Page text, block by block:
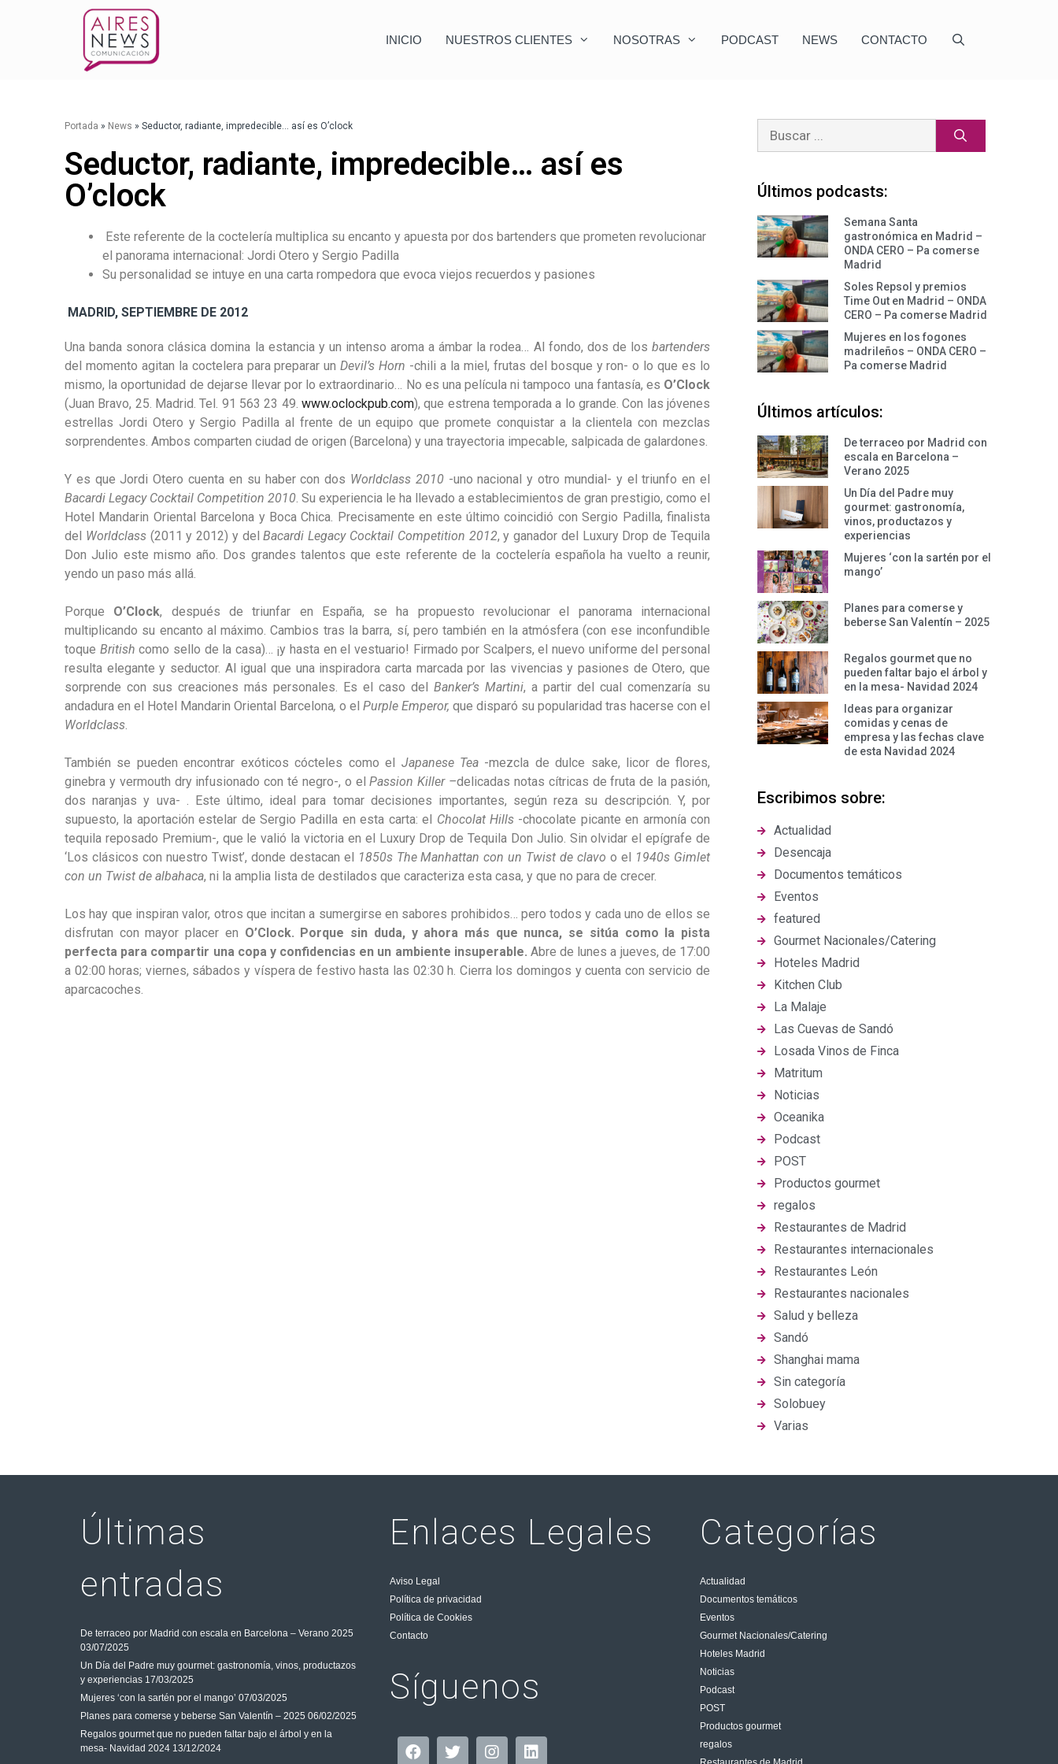
INICIO NUESTROS CLIENTES NOSOTRAS PODCAST NEWS CONTACTO
Portada » News » Seductor, radiante, impredecible… así es O’clock
Seductor, radiante, impredecible… así es
O’clock
Este referente de la coctelería multiplica su encanto y apuesta por dos bartenders que prometen revolucionar
el panorama internacional: Jordi Otero y Sergio Padilla
Su personalidad se intuye en una carta rompedora que evoca viejos recuerdos y pasiones
MADRID, SEPTIEMBRE DE 2012
Una banda sonora clásica domina la estancia y un intenso aroma a ámbar la rodea… Al fondo, dos de los bartenders
del momento agitan la coctelera para preparar unDevil’s Horn -chili a la miel, frutas del bosque y ron- o lo que es lo
mismo, la oportunidad de dejarse llevar por lo extraordinario… No es una película ni tampoco una fantasía, es O’Clock
(Juan Bravo, 25. Madrid. Tel. 91 563 23 49. www.oclockpub.com), que estrena temporada a lo grande. Con las jóvenes
estrellas Jordi Otero y Sergio Padilla al frente de un equipo que promete conquistar a la clientela con mezclas
sorprendentes. Ambos comparten ciudad de origen (Barcelona) y una trayectoria impecable, salpicada de galardones.
Y es que Jordi Otero cuenta en su haber con dos Worldclass 2010 -uno nacional y otro mundial- y el triunfo en el
Bacardi Legacy Cocktail Competition 2010. Su experiencia le ha llevado a establecimientos de gran prestigio, como el
Hotel Mandarin Oriental Barcelona y Boca Chica. Precisamente en este último coincidió con Sergio Padilla, finalista
del Worldclass (2011 y 2012) y del Bacardi Legacy Cocktail Competition 2012, y ganador del Luxury Drop de Tequila
Don Julio este mismo año. Dos grandes talentos que este referente de la coctelería española ha vuelto a reunir,
yendo un paso más allá.
Porque O’Clock, después de triunfar en España,
se ha propuesto revolucionar el panorama internacional
multiplicando su encanto al máximo. Cambios tras la barra, sí, pero también en la atmósfera (con ese inconfundible
toque Britishcomo sello de la casa)… ¡y hasta en el vestuario! Firmado por Scalpers, el nuevo uniforme del personal
resulta elegante y seductor. Al igual que una inspiradora carta marcada por las vivencias y pasiones de Otero, que
sorprende con sus creaciones más personales. Es el caso del Banker’s Martini, a partir del cual comenzaría su
andadura en el Hotel Mandarin Oriental Barcelona, o el Purple Emperor, que disparó su popularidad tras hacerse con el
Worldclass.
También se pueden encontrar exóticos cócteles como el Japanese Tea-mezcla de dulce sake, licor de flores,
ginebra y vermouth dry infusionado con té negro-, o elPassion Killer –delicadas notas cítricas de fruta de la pasión,
dos naranjas y uva- . Este último, ideal para tomar decisiones importantes, según reza su descripción. Y, por
supuesto, la aportación estelar de Sergio Padilla en esta carta: el Chocolat Hills-chocolate picante en armonía con
tequila reposado Premium-, que le valió la victoria en el Luxury Drop de Tequila Don Julio. Sin olvidar el epígrafe de
‘Los clásicos con nuestro Twist’, donde destacan el 1850s The Manhattan con un Twist de clavoo el 1940s Gimlet
con un Twist de albahaca, ni la amplia lista de destilados que caracteriza esta casa, y que no para de crecer.
Los hay que inspiran valor, otros que incitan a sumergirse en sabores prohibidos… pero todos y cada uno de ellos se
disfrutan con mayor placer en O’Clock. Porque sin duda, y ahora más que nunca, se sitúa como la pista
perfecta para compartir una copa y confidencias en un ambiente insuperable. Abre de lunes a jueves, de 17:00
a 02:00 horas; viernes, sábados y víspera de festivo hasta las 02:30 h. Cierra los domingos y cuenta con servicio de
aparcacoches.
Últimos podcasts:
Semana Santa
gastronómica en Madrid –
ONDA CERO – Pa comerse
Madrid
Soles Repsol y premios
Time Out en Madrid – ONDA
CERO – Pa comerse Madrid
Mujeres en los fogones
madrileños – ONDA CERO –
Pa comerse Madrid
Últimos artículos:
De terraceo por Madrid con
escala en Barcelona –
Verano 2025
Un Día del Padre muy
gourmet: gastronomía,
vinos, productazos y
experiencias
Mujeres ‘con la sartén por el
mango’
Planes para comerse y
beberse San Valentín – 2025
Regalos gourmet que no
pueden faltar bajo el árbol y
en la mesa- Navidad 2024
Ideas para organizar
comidas y cenas de
empresa y las fechas clave
de esta Navidad 2024
Escribimos sobre:
Actualidad
Desencaja
Documentos temáticos
Eventos
featured
Gourmet Nacionales/Catering
Hoteles Madrid
Kitchen Club
La Malaje
Las Cuevas de Sandó
Losada Vinos de Finca
Matritum
Noticias
Oceanika
Podcast
POST
Productos gourmet
regalos
Restaurantes de Madrid
Restaurantes internacionales
Restaurantes León
Restaurantes nacionales
Salud y belleza
Sandó
Shanghai mama
Sin categoría
Solobuey
Varias
Últimas
entradas
De terraceo por Madrid con escala en Barcelona – Verano 2025
03/07/2025
Un Día del Padre muy gourmet: gastronomía, vinos, productazos
y experiencias 17/03/2025
Mujeres ‘con la sartén por el mango’ 07/03/2025
Planes para comerse y beberse San Valentín – 2025 06/02/2025
Regalos gourmet que no pueden faltar bajo el árbol y en la
mesa- Navidad 2024 13/12/2024
Enlaces Legales
Aviso Legal
Política de privacidad
Política de Cookies
Contacto
Síguenos
Categorías
Actualidad
Documentos temáticos
Eventos
Gourmet Nacionales/Catering
Hoteles Madrid
Noticias
Podcast
POST
Productos gourmet
regalos